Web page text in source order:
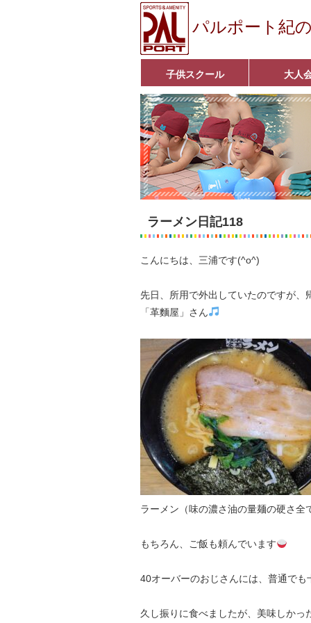
パルポート紀の
子供スクール
ベビーコース
幼児コース
小学生コース
育成コース
選手コース
キッズパーク(体操教室)
子どもダンス教室
■入会案内■
大人
アクア悠々ク
いきいきコース
■入会案内■
ラーメン日記118
こんにちは、三浦です(^o^)
先日、所用で外出していたのですが、
「革麵屋」さん
ラーメン（味の濃さ油の量麺の硬さ全
もちろん、ご飯も頼んでいます
40オーバーのおじさんには、普通でも
久し振りに食べましたが、美味しかっ